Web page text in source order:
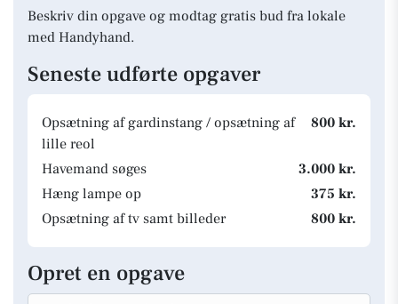
Beskriv din opgave og modtag gratis bud fra lokale
med Handyhand.
Seneste udførte opgaver
Opsætning af gardinstang / opsætning af
lille reol
800 kr.
Havemand søges
3.000 kr.
Hæng lampe op
375 kr.
Opsætning af tv samt billeder
800 kr.
Opret en opgave